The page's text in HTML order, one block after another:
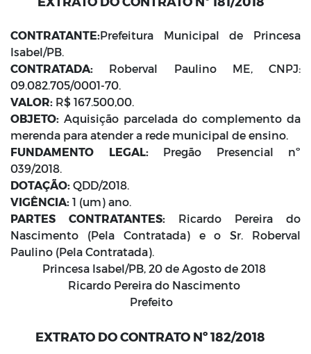
CONTRATANTE:Prefeitura Municipal de Princesa
Isabel/PB.
CONTRATADA: Roberval Paulino ME, CNPJ:
09.082.705/0001-70.
VALOR: R$ 167.500,00.
OBJETO: Aquisição parcelada do complemento da
merenda para atender a rede municipal de ensino.
FUNDAMENTO LEGAL:Pregão Presencial nº
039/2018.
DOTAÇÃO: QDD/2018.
VIGÊNCIA: 1 (um) ano.
PARTES CONTRATANTES: Ricardo Pereira do
Nascimento (Pela Contratada) e o Sr. Roberval
Paulino (Pela Contratada).
Princesa Isabel/PB, 20 de Agosto de 2018
Ricardo Pereira do Nascimento
Prefeito
EXTRATO DO CONTRATO Nº 182/2018